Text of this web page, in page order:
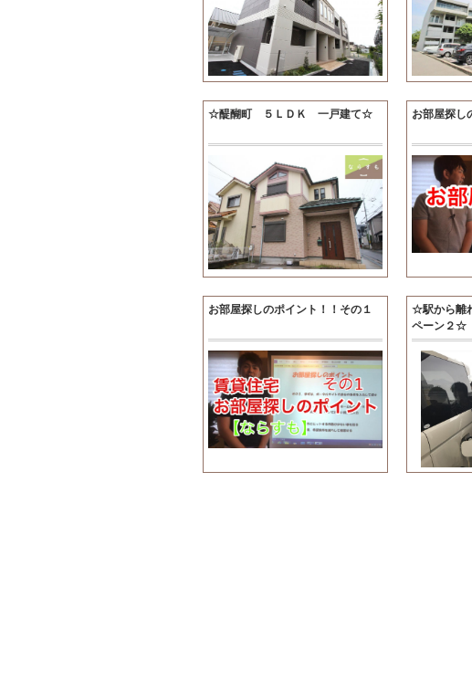
☆醍醐町 ５ＬＤＫ 一戸建て☆ お部屋探し
お部屋探しのポイント！！その１
☆駅から離
ペーン２☆